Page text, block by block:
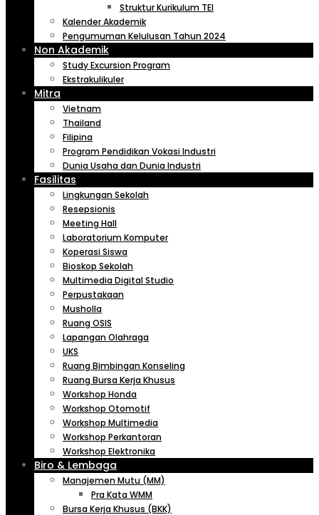
Struktur Kurikulum TEI
Kalender Akademik
Pengumuman Kelulusan Tahun 2024
Non Akademik
Study Excursion Program
Ekstrakulikuler
Mitra
Vietnam
Thailand
Filipina
Program Pendidikan Vokasi Industri
Dunia Usaha dan Dunia Industri
Fasilitas
Lingkungan Sekolah
Resepsionis
Meeting Hall
Laboratorium Komputer
Koperasi Siswa
Bioskop Sekolah
Multimedia Digital Studio
Perpustakaan
Musholla
Ruang OSIS
Lapangan Olahraga
UKS
Ruang Bimbingan Konseling
Ruang Bursa Kerja Khusus
Workshop Honda
Workshop Otomotif
Workshop Multimedia
Workshop Perkantoran
Workshop Elektronika
Biro & Lembaga
Manajemen Mutu (MM)
Pra Kata WMM
Bursa Kerja Khusus (BKK)